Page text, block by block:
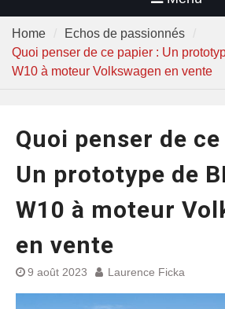
Home
Echos de passionnés
Quoi penser de ce papier : Un
W10 à moteur Volkswagen en vente
Quoi penser de
Un prototype de
W10 à moteur
en vente
9 août 2023 Laurence Ficka